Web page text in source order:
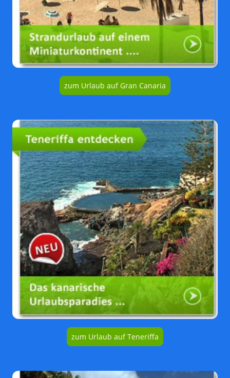
zum Urlaub auf Gran Canaria
zum Urlaub auf Teneriffa